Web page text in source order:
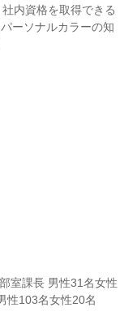
内資格を取得できる
ーソナルカラーの知
室課長 男性31名女性